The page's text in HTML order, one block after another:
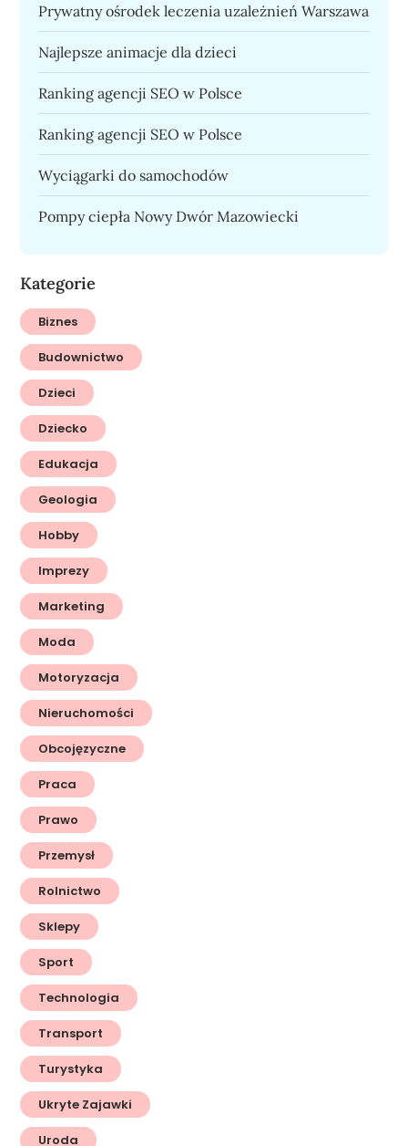
Prywatny ośrodek leczenia uzależnień Warszawa
Najlepsze animacje dla dzieci
Ranking agencji SEO w Polsce
Ranking agencji SEO w Polsce
Wyciągarki do samochodów
Pompy ciepła Nowy Dwór Mazowiecki
Kategorie
Biznes
Budownictwo
Dzieci
Dziecko
Edukacja
Geologia
Hobby
Imprezy
Marketing
Moda
Motoryzacja
Nieruchomości
Obcojęzyczne
Praca
Prawo
Przemysł
Rolnictwo
Sklepy
Sport
Technologia
Transport
Turystyka
Ukryte Zajawki
Uroda